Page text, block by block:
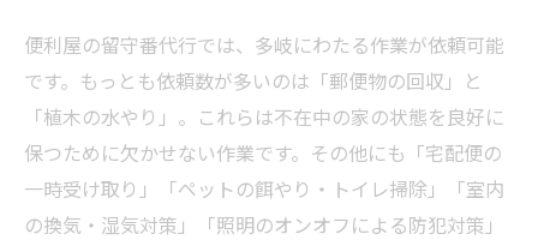
便利屋の留守番代行では、多岐にわたる作業が依頼可能
です。もっとも依頼数が多いのは「郵便物の回収」と
「植木の水やり」。これらは不在中の家の状態を良好に
保つために欠かせない作業です。その他にも「宅配便の
一時受け取り」「ペットの餌やり・トイレ掃除 」「室内
の換気・湿気対策」「照明のオンオフによる防犯対策」